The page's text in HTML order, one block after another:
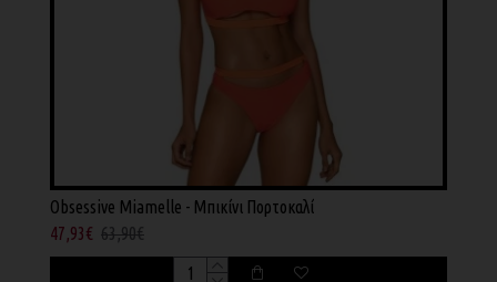
Obsessive Miamelle - Μπικίνι Πορτοκαλί
47,93€ 63,90€